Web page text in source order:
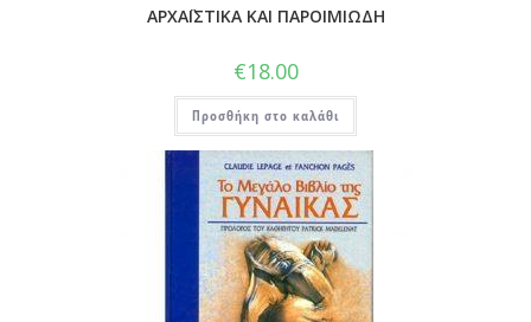
ΑΡΧΑΪΣΤΙΚΑ ΚΑΙ ΠΑΡΟΙΜΙΩΔΗ
€18.00
Προσθήκη στο καλάθι